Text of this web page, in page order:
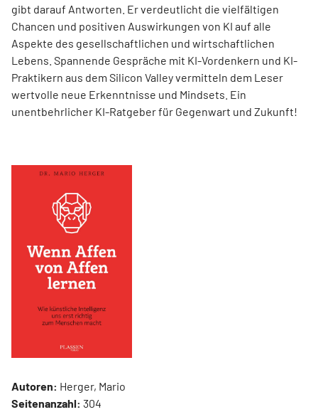
gibt darauf Antworten. Er verdeutlicht die viel­fältigen
Chancen und positiven Auswirkungen von KI auf alle
Aspekte des gesellschaftlichen und wirtschaftlichen
Lebens. Spannende Gespräche mit KI-Vordenkern und KI-
Praktikern aus dem Silicon Valley vermitteln dem Leser
wertvolle neue Erkenntnisse und Mindsets. Ein
unentbehrlicher KI-Ratgeber für Gegenwart und Zukunft!
Autoren: Herger, Mario
Seitenanzahl: 304